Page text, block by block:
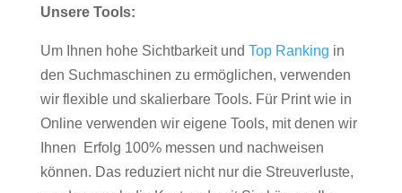
Unsere Tools:
Um Ihnen hohe Sichtbarkeit und Top Ranking in
den Suchmaschinen zu ermöglichen, verwenden
wir flexible und skalierbare Tools. Für Print wie in
Online verwenden wir eigene Tools, mit denen wir
Ihnen Erfolg 100% messen und nachweisen
können. Das reduziert nicht nur die Streuverluste,